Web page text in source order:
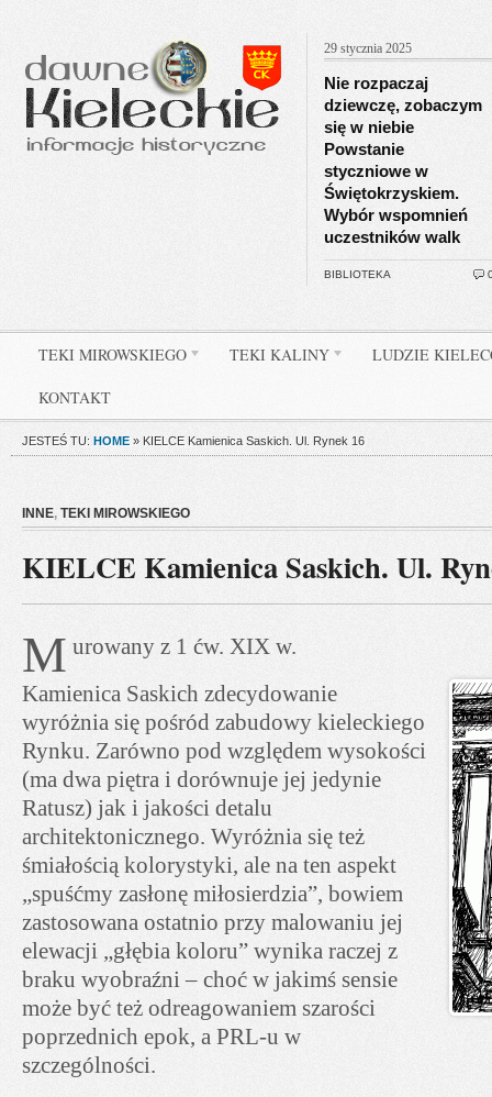
29 stycznia 2025
Nie rozpaczaj
dziewczę, zobaczym
się w niebie
Powstanie
styczniowe w
Świętokrzyskiem.
Wybór wspomnień
uczestników walk
BIBLIOTEKA
TEKI MIROWSKIEGO TEKI KALINY LUDZIE
KONTAKT
JESTEŚ TU: HOME » KIELCE Kamienica Saskich. Ul. Rynek 16
INNE, TEKI MIROWSKIEGO
KIELCE Kamienica Saskich. Ul.
M urowany z 1 ćw. XIX w.
Kamienica Saskich zdecydowanie
wyróżnia się pośród zabudowy kieleckiego
Rynku. Zarówno pod względem wysokości
(ma dwa piętra i dorównuje jej jedynie
Ratusz) jak i jakości detalu
architektonicznego. Wyróżnia się też
śmiałością kolorystyki, ale na ten aspekt
„spuśćmy zasłonę miłosierdzia”, bowiem
zastosowana ostatnio przy malowaniu jej
elewacji „głębia koloru” wynika raczej z
braku wyobraźni – choć w jakimś sensie
może być też odreagowaniem szarości
poprzednich epok, a PRL-u w
szczególności.